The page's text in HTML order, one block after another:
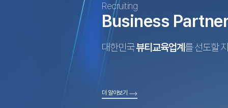
Recruiting
Business
대한민국뷰티교육업계 를 선도할
더 알아보기